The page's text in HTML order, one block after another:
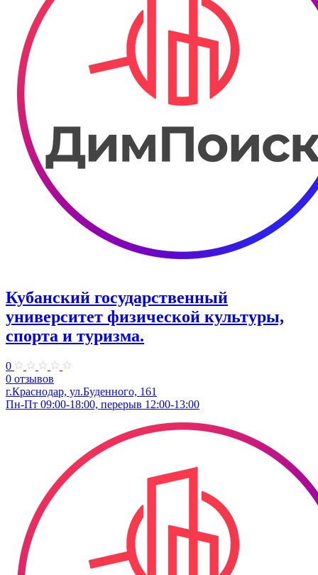
Кубанский государственный
университет физической культуры,
спорта и туризма.
0
0 отзывов
г.Краснодар, ул.Буденного, 161
Пн-Пт 09:00-18:00, перерыв 12:00-13:00